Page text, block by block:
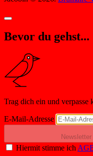
Bevor du gehst...
Trag dich ein und verpasse
E-Mail-Adresse
Hiermit stimme ich